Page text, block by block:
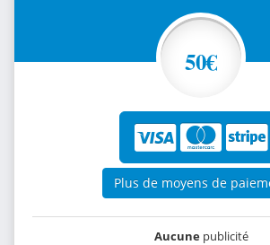
50€
Plus de moyens de
Aucunepublicité